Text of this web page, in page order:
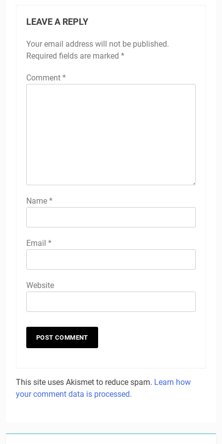
LEAVE A REPLY
Your email address will not be published.
Required fields are marked *
Comment *
Name *
Email *
Website
This site uses Akismet to reduce spam. Learn how
your comment data is processed.